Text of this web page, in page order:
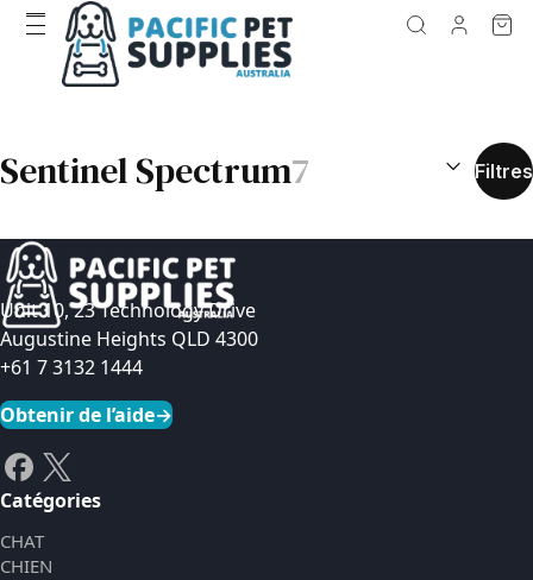
Sentinel Spectrum7 RÉSULTATS
Filtres
Unit 10, 23 Technology Drive
Augustine Heights QLD 4300
+61 7 3132 1444
Obtenir de l’aide→
Catégories
CHAT
CHIEN